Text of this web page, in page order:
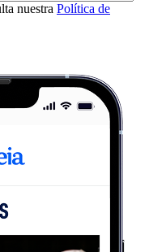
nuestra Política de